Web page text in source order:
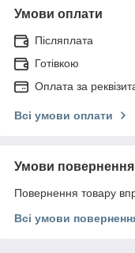
Умови оплати
Післяплата
Готівкою
Оплата за
Всі умови оплати
Умови повернення
Повернення товару
Всі умови